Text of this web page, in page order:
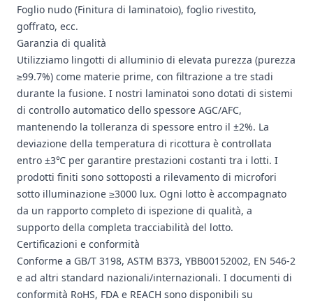
Foglio nudo (Finitura di laminatoio), foglio rivestito,
goffrato, ecc.
Garanzia di qualità
Utilizziamo lingotti di alluminio di elevata purezza (purezza
≥99.7%) come materie prime, con filtrazione a tre stadi
durante la fusione. I nostri laminatoi sono dotati di sistemi
di controllo automatico dello spessore AGC/AFC,
mantenendo la tolleranza di spessore entro il ±2%. La
deviazione della temperatura di ricottura è controllata
entro ±3℃ per garantire prestazioni costanti tra i lotti. I
prodotti finiti sono sottoposti a rilevamento di microfori
sotto illuminazione ≥3000 lux. Ogni lotto è accompagnato
da un rapporto completo di ispezione di qualità, a
supporto della completa tracciabilità del lotto.
Certificazioni e conformità
Conforme a GB/T 3198, ASTM B373, YBB00152002, EN 546-2
e ad altri standard nazionali/internazionali. I documenti di
conformità RoHS, FDA e REACH sono disponibili su